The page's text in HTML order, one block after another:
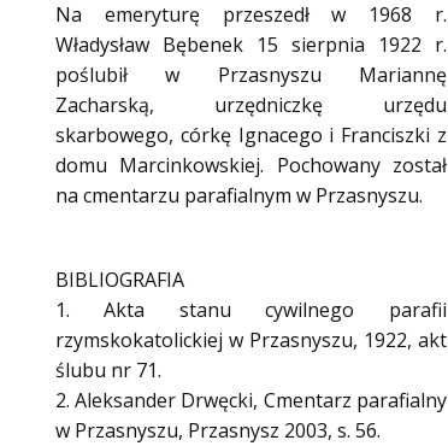
Na emeryturę przeszedł w 1968 r.
Władysław Bębenek 15 sierpnia 1922 r.
poślubił w Przasnyszu Mariannę
Zacharską, urzędniczkę urzędu
skarbowego, córkę Ignacego i Franciszki z
domu Marcinkowskiej. Pochowany został
na cmentarzu parafialnym w Przasnyszu.
BIBLIOGRAFIA
1. Akta stanu cywilnego parafii
rzymskokatolickiej w Przasnyszu, 1922, akt
ślubu nr 71.
2. Aleksander Drwęcki, Cmentarz parafialny
w Przasnyszu, Przasnysz 2003, s. 56.